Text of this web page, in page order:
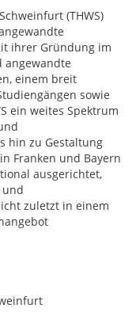
(THWS)
ihrer Gründung im
angewandte
einem breit
sowie
ein weites Spektrum
hin zu Gestaltung
Franken und Bayern
ausgerichtet,
und
zuletzt in einem